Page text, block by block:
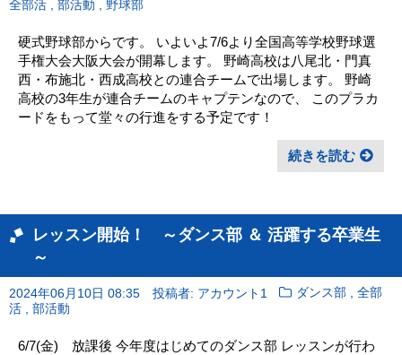
全部活 , 部活動 , 野球部
硬式野球部からです。 いよいよ7/6より全国高等学校野球選
手権大会大阪大会が開幕します。 野崎高校は八尾北・門真
西・布施北・西成高校との連合チームで出場します。 野崎
高校の3年生が連合チームのキャプテンなので、 このプラカ
ードをもって堂々の行進をする予定です！
続きを読む
レッスン開始！ ～ダンス部 ＆ 活躍する卒業生
～
2024年06月10日 08:35 投稿者: アカウント1 ダンス部 ,全部
活 , 部活動
6/7(金) 放課後 今年度はじめてのダンス部 レッスンが行わ